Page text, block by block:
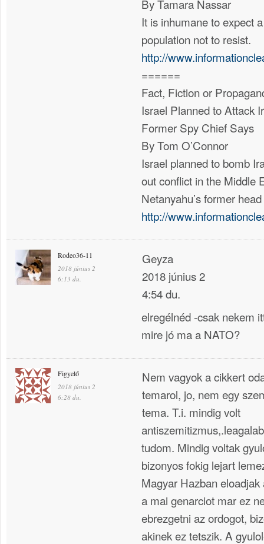
By Tamara Nassar
It is inhumane to expect
population not to resist.
http://
======
Fact, Fiction or
Israel Planned to Attack
Former Spy Chief Says
By Tom O’Connor
Israel planned to bomb
out conflict in the Middle
Netanyahu’s former
http://
Rodeo36-11
2018 június 2
6:13 du.
Geyza
2018 június 2
4:54 du.
elregélnéd -csak nekem
mire jó ma a NATO?
Figyelő
2018 június 2
6:28 du.
Nem vagyok a cikkert
temarol, jo, nem egy
tema. T.i. mindig volt
tudom. Mindig voltak
bizonyos fokig lejart
Magyar Hazban
a mai genarciot mar ez
ebrezgetni az ordogot,
akinek ez tetszik. A